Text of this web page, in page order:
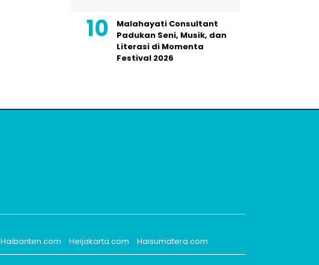
Malahayati Consultant
Padukan Seni, Musik, dan
Literasi di Momenta
Festival 2026
Haibanten.com Heijakarta.com Haisumatera.com